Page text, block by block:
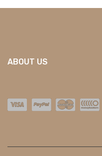
ABOUT US